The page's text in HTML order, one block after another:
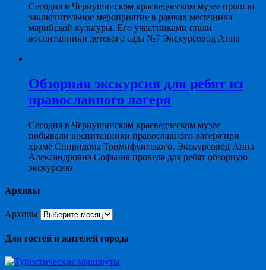
Сегодня в Чернушинском краеведческом музее прошло
заключительное мероприятие в рамках месячника
марийской культуры. Его участниками стали
воспитанники детского сада №7 Экскурсовод Анна
Обзорная экскурсия для ребят из
православного лагеря
Сегодня в Чернушинском краеведческом музее
побывали воспитанники православного лагеря при
храме Спиридона Тримифунтского. Экскурсовод Анна
Александровна Софьина провела для ребят обзорную
экскурсию
Архивы
Архивы
Для гостей и жителей города